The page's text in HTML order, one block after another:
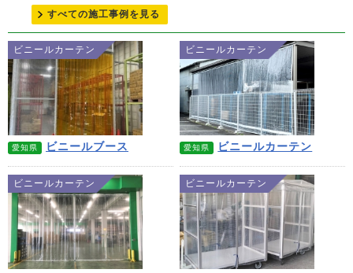
すべての施工事例を見る
ビニールカーテン
愛知県 ビニールブース
ビニールカーテン
愛知県 ビニールカーテン
ビニールカーテン ビニールカーテン